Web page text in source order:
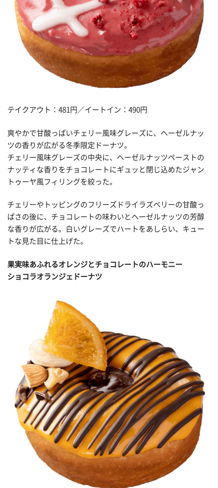
テイクアウト：481円／イートイン：490円
爽やかで甘酸っぱいチェリー風味グレーズに、ヘーゼルナッ
ツの香りが広がる冬季限定ドーナツ。
チェリー風味グレーズの中央に、ヘーゼルナッツペーストの
ナッティな香りをチョコレートにギュッと閉じ込めたジャン
トゥーヤ風フィリングを絞った。
チェリーやトッピングのフリーズドライラズベリーの甘酸っ
ぱさの後に、チョコレートの味わいとヘーゼルナッツの芳醇
な香りが広がる。白いグレーズでハートをあしらい、キュー
トな見た目に仕上げた。
果実味あふれるオレンジとチョコレートのハーモニー
ショコラオランジェドーナツ